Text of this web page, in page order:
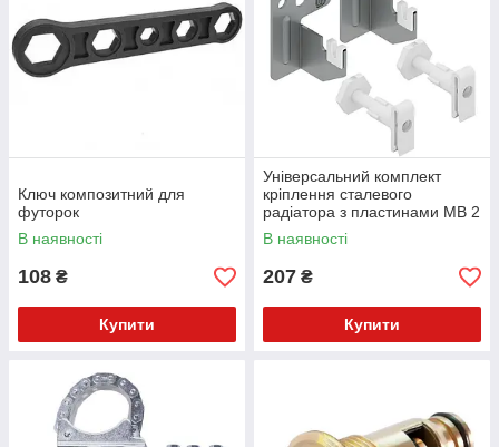
Ключ композитний для
футорок
В наявності
108 ₴
Купити
Універсальний комплект
кріплення сталевого
радіатора з пластинами MB 2
D2+2 NS
В наявності
207 ₴
Купити